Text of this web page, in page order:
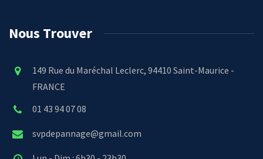
Nous Trouver
149 Rue du Maréchal Leclerc, 94410 Saint-Maurice -
FRANCE
01 43 94 07 08
svpdepannage@gmail.com